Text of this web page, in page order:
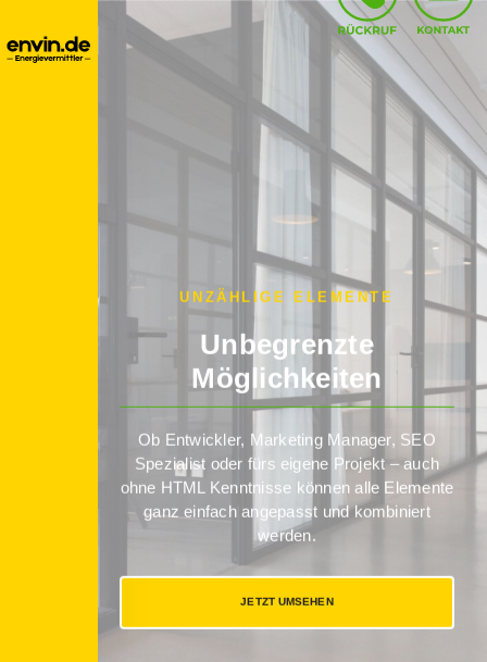
UNZÄHLIGE ELEMENTE
Unbegrenzte
Möglichkeiten
Ob Entwickler, Marketing Manager, SEO
Spezialist oder fürs eigene Projekt – auch
ohne HTML Kenntnisse können alle Elemente
ganz einfach angepasst und kombiniert
werden.
JETZT UMSEHEN